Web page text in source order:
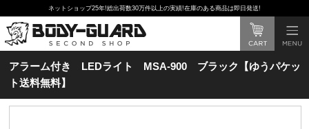
ネットショップ25年!総出荷数30万件以上の実績!在庫のある商品は即日発送!
アラーム付き LEDライト MSA-900 ブラック【ゆうパケッ
ト送料無料】